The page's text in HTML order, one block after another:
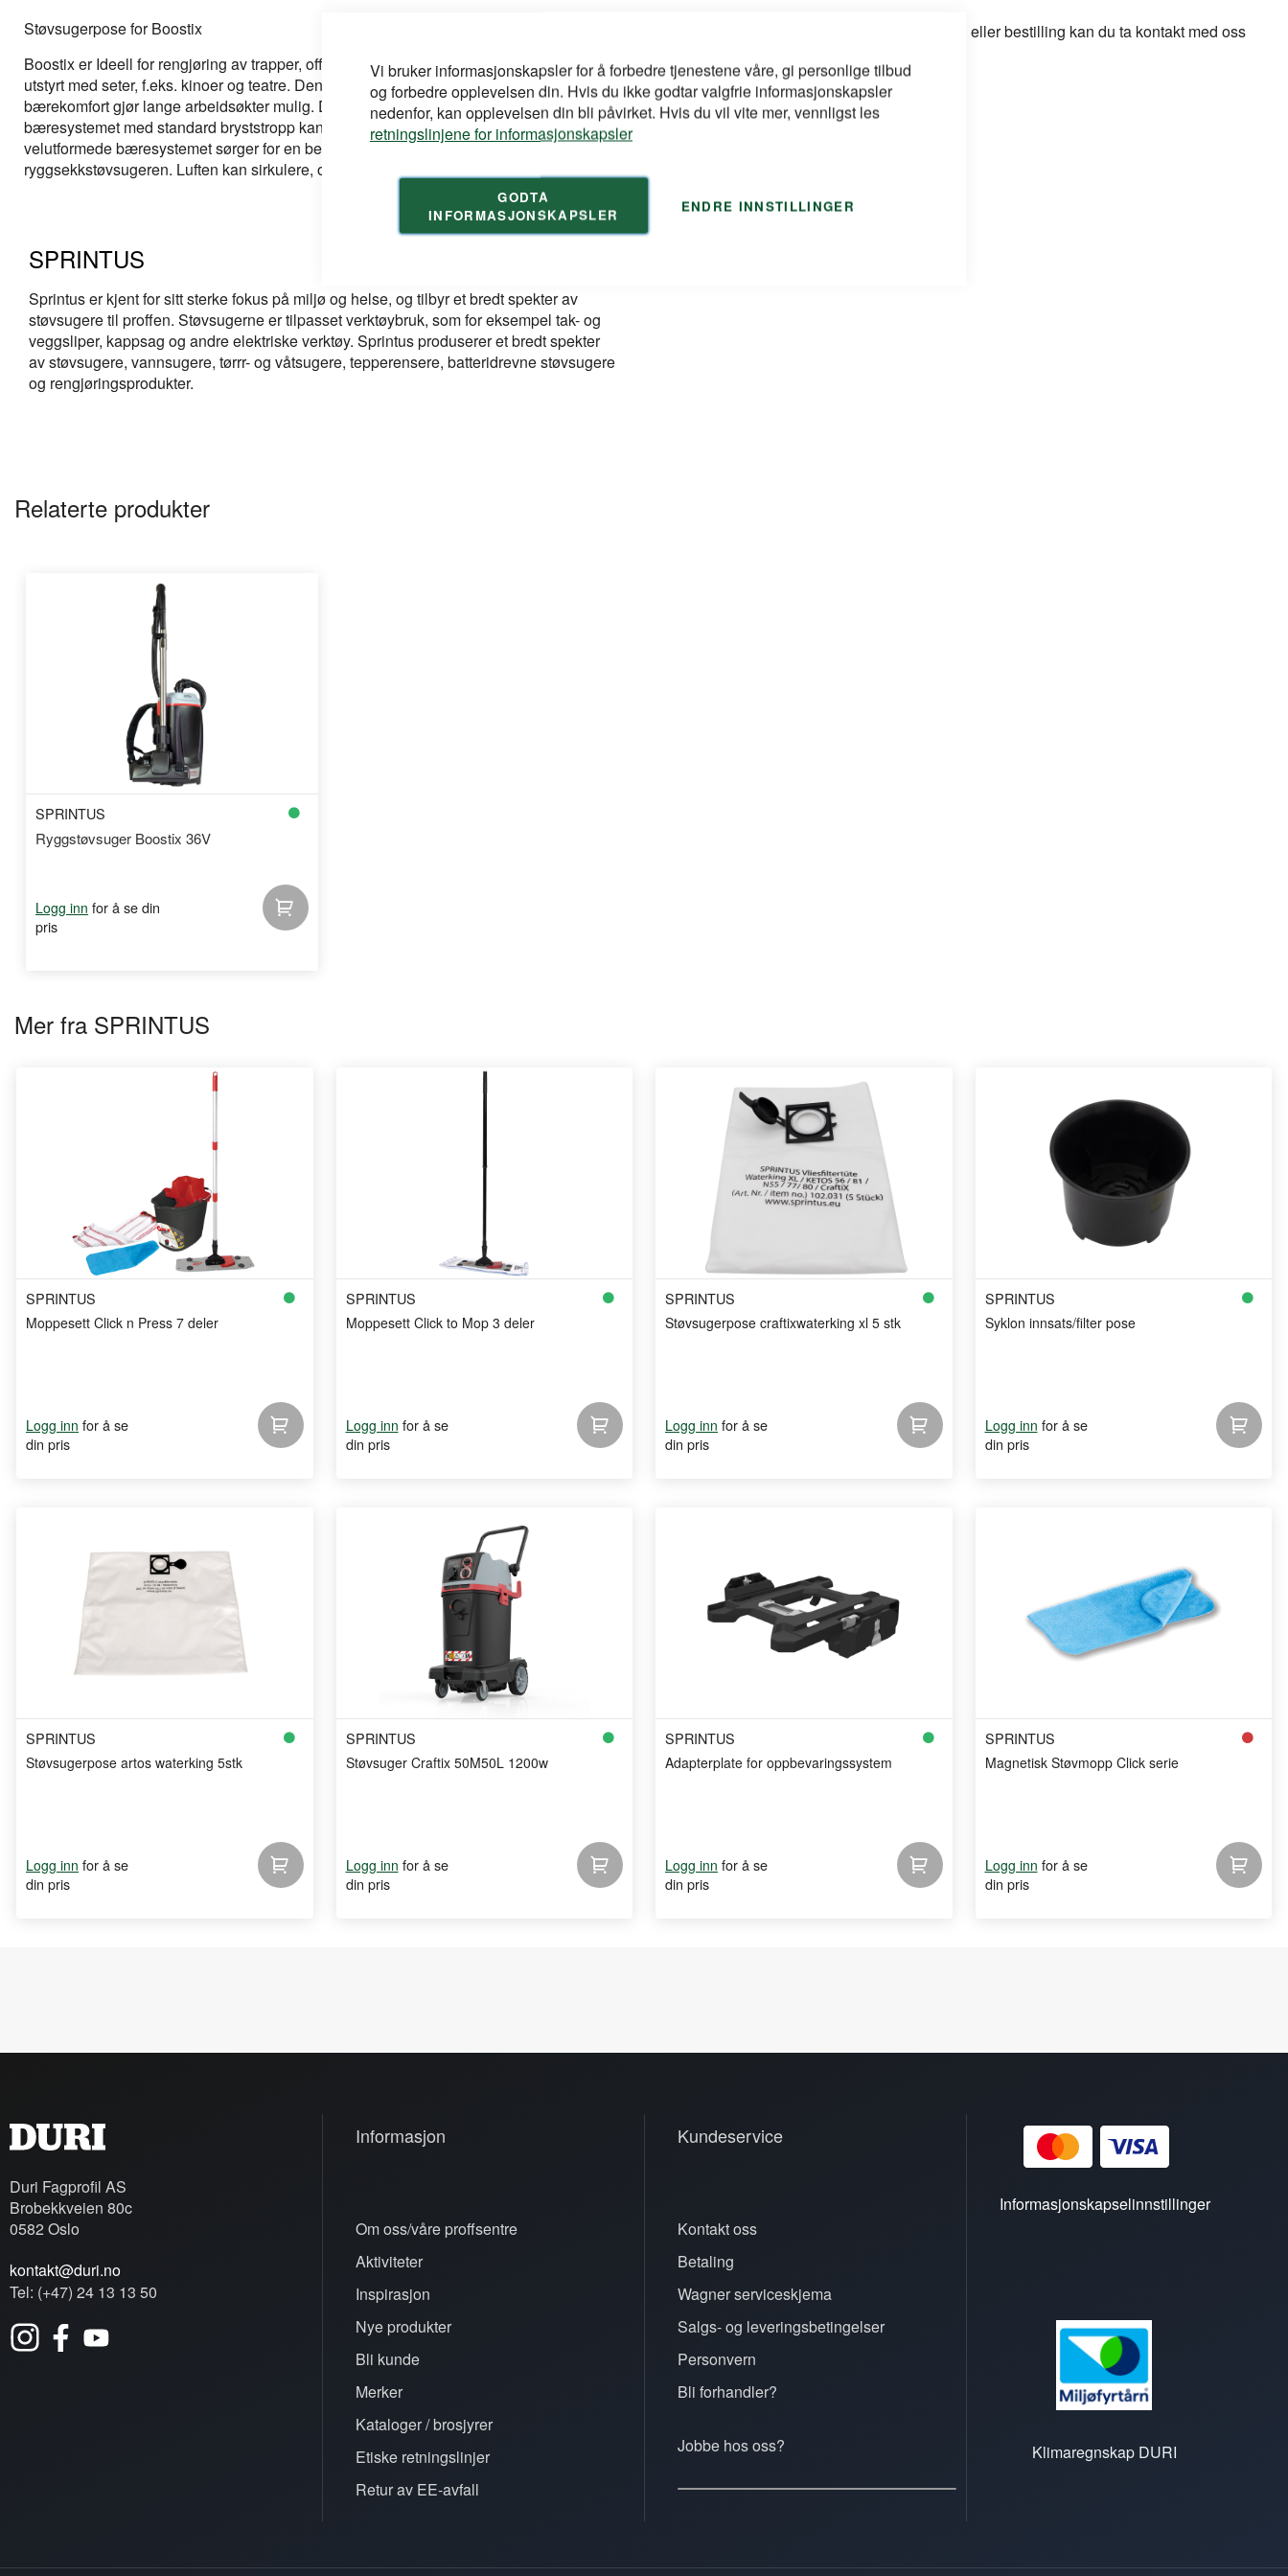
Vi bruker informasjonskapsler for å forbedre tjenestene våre, gi personlige tilbud
og forbedre opplevelsen din. Hvis du ikke godtar valgfrie informasjonskapsler
nedenfor, kan opplevelsen din bli påvirket. Hvis du vil vite mer, vennligst les
retningslinjene for informasjonskapsler
GODTA
INFORMASJONSKAPSLER
ENDRE INNSTILLINGER
Støvsugerpose for Boostix
Boostix er Ideell for rengjøring av trapper, offentlige transportmidler eller store haller
utstyrt med seter, f.eks. kinoer og teatre. Den lave vekten i kombinasjon med høy
bærekomfort gjør lange arbeidsøkter mulig. Det fullt polstrede og ergonomiske
bæresystemet med standard bryststropp kan tilpasses individuelt til hver bruker. Det
velutformede bæresystemet sørger for en behagelig avstand mellom ryggen din og
ryggsekkstøvsugeren. Luften kan sirkulere, og varmeoppbygging unngås.
SPRINTUS
Sprintus er kjent for sitt sterke fokus på miljø og helse, og tilbyr et bredt spekter av
støvsugere til proffen. Støvsugerne er tilpasset verktøybruk, som for eksempel tak- og
veggsliper, kappsag og andre elektriske verktøy. Sprintus produserer et bredt spekter
av støvsugere, vannsugere, tørrr- og våtsugere, tepperensere, batteridrevne støvsugere
og rengjøringsprodukter.
Dersom du har spørsmål om produkt, løsning eller bestilling kan du ta kontakt med oss
kontakt@duri.no
Relaterte produkter
SPRINTUS
Ryggstøvsuger Boostix 36V
Logg inn for å se din
pris
Mer fra SPRINTUS
SPRINTUS
Moppesett Click n Press 7 deler
Logg inn for å se
din pris
SPRINTUS
Moppesett Click to Mop 3 deler
Logg inn for å se
din pris
SPRINTUS
Støvsugerpose craftixwaterking xl 5 stk
Logg inn for å se
din pris
SPRINTUS
Syklon innsats/filter pose
Logg inn for å se
din pris
SPRINTUS
Støvsugerpose artos waterking 5stk
Logg inn for å se
din pris
SPRINTUS
Støvsuger Craftix 50M50L 1200w
Logg inn for å se
din pris
SPRINTUS
Adapterplate for oppbevaringssystem
Logg inn for å se
din pris
SPRINTUS
Magnetisk Støvmopp Click serie
Logg inn for å se
din pris
Duri Fagprofil AS
Brobekkveien 80c
0582 Oslo
kontakt@duri.no
Tel: (+47) 24 13 13 50
Informasjon
Om oss/våre proffsentre
Aktiviteter
Inspirasjon
Nye produkter
Bli kunde
Merker
Kataloger / brosjyrer
Etiske retningslinjer
Retur av EE-avfall
Kundeservice
Kontakt oss
Betaling
Wagner serviceskjema
Salgs- og leveringsbetingelser
Personvern
Bli forhandler?
Jobbe hos oss?
Informasjonskapselinnstillinger
Klimaregnskap DURI